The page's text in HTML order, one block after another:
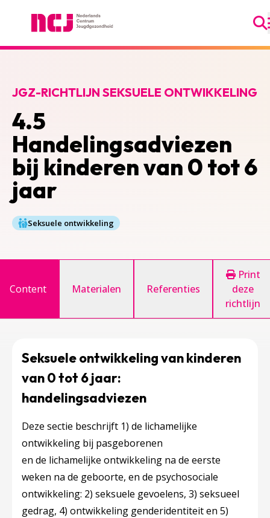
4.5
Handelingsadviezen
bij kinderen van 0 tot 6
jaar
JGZ-RICHTLIJN SEKSUELE ONTWIKKELING
Seksuele ontwikkeling
Content Materialen Referenties
Print
deze
richtlijn
Seksuele ontwikkeling van kinderen
van 0 tot 6 jaar:
handelingsadviezen
Deze sectie beschrijft 1) de lichamelijke
ontwikkeling bij pasgeborenen
en de lichamelijke ontwikkeling na de eerste
weken na de geboorte, en de psychosociale
ontwikkeling: 2) seksuele gevoelens, 3) seksueel
gedrag, 4) ontwikkeling genderidentiteit en 5)